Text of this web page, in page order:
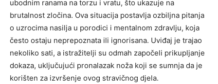
ubodnim ranama na torzu i vratu, što ukazuje na
brutalnost zločina. Ova situacija postavlja ozbiljna pitanja
o uzrocima nasilja u porodici i mentalnom zdravlju, koja
često ostaju neprepoznata ili ignorisana. Uviđaj je trajao
nekoliko sati, a istražitelji su odmah započeli prikupljanje
dokaza, uključujući pronalazak noža koji se sumnja da je
korišten za izvršenje ovog stravičnog djela.